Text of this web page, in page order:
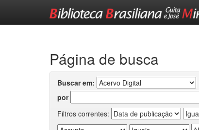
Página de busca
Buscar em:
por
Filtros correntes: